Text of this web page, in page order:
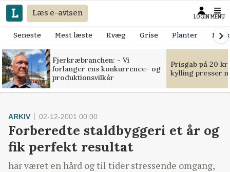
Læs e-avisen LOGIN MENU
Seneste Mest læste Kvæg Grise Planter
Fjerkræbranchen: - Vi
forlanger ens konkurrence- og
produktionsvilkår
Prisgab på 20
kylling presser
ARKIV 02-12-2001 00:00
Forberedte staldbyggeri et år og
fik perfekt resultat
har været en hård og til tider stressende omgang,